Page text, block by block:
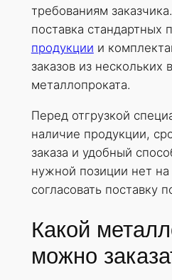
требованиям
поставка стандартных
продукции и
заказов из нескольких
металлопроката.
Перед отгрузкой
наличие продукции,
заказа и удобный
нужной позиции нет
согласовать поставку
Какой
можно